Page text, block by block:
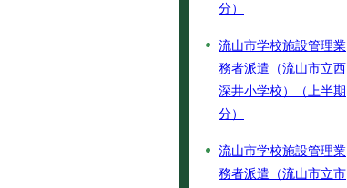
分）
流山市学校施設管理業
務者派遣（流山市立西
深井小学校）（上半期
分）
流山市学校施設管理業
務者派遣（流山市立市